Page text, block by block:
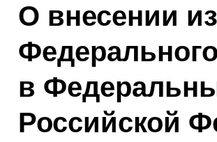
О внесении
в
Российской